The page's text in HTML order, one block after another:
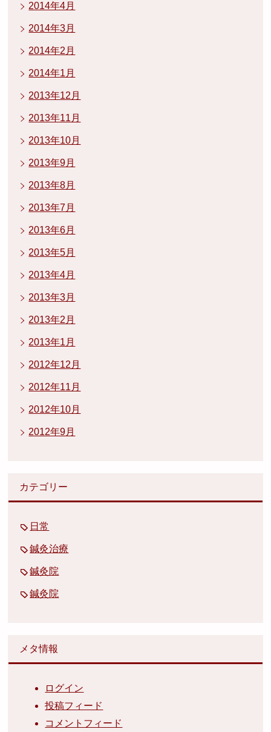
2014年4月
2014年3月
2014年2月
2014年1月
2013年12月
2013年11月
2013年10月
2013年9月
2013年8月
2013年7月
2013年6月
2013年5月
2013年4月
2013年3月
2013年2月
2013年1月
2012年12月
2012年11月
2012年10月
2012年9月
カテゴリー
日常
鍼灸治療
鍼灸院
鍼灸院
メタ情報
ログイン
投稿フィード
コメントフィード